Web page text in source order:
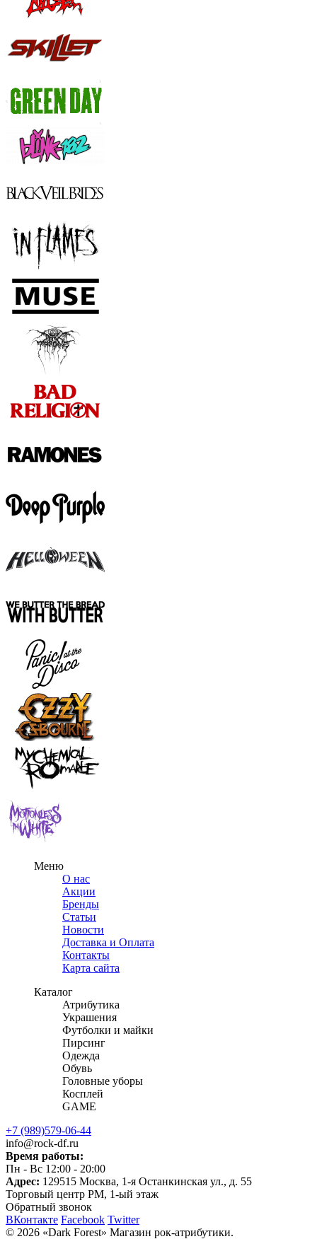
Меню
О нас
Акции
Бренды
Статьи
Новости
Доставка и Оплата
Контакты
Карта сайта
Каталог
Атрибутика
Украшения
Футболки и майки
Пирсинг
Одежда
Обувь
Головные уборы
Косплей
GAME
+7 (989)579-06-44
info@rock-df.ru
Время работы:
Пн - Вс 12:00 - 20:00
Адрес: 129515 Москва, 1-я Останкинская ул., д. 55
Торговый центр РМ, 1-ый этаж
Обратный звонок
ВКонтакте Facebook Twitter
© 2026 «Dark Forest» Магазин рок-атрибутики.